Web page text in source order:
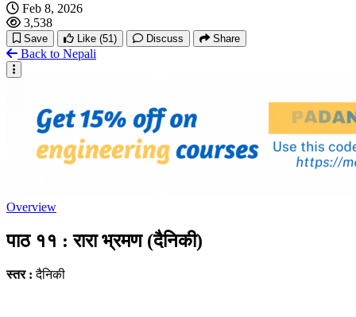
Feb 8, 2026
3,538
Save Like (51) Discuss Share
Back to Nepali
Overview
पाठ ११ : रारा भ्रमण (दैनिकी)
स्तर :दैनिकी